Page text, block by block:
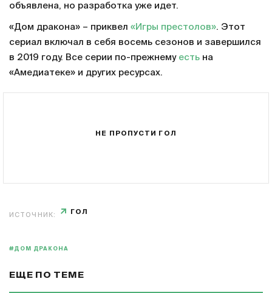
объявлена, но разработка уже идет.
«Дом дракона» – приквел «Игры престолов». Этот
сериал включал в себя восемь сезонов и завершился
в 2019 году. Все серии по-прежнему есть на
«Амедиатеке» и других ресурсах.
НЕ ПРОПУСТИ ГОЛ
ИСТОЧНИК: ГОЛ
#ДОМ ДРАКОНА
ЕЩЕ ПО ТЕМЕ